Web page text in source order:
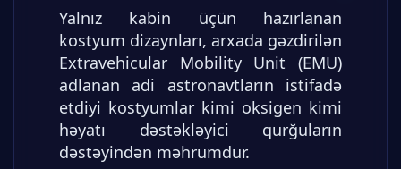
Yalnız kabin üçün hazırlanan
kostyum dizaynları, arxada gəzdirilən
Extravehicular Mobility Unit (EMU)
adlanan adi astronavtların istifadə
etdiyi kostyumlar kimi oksigen kimi
həyatı dəstəkləyici qurğuların
dəstəyindən məhrumdur.